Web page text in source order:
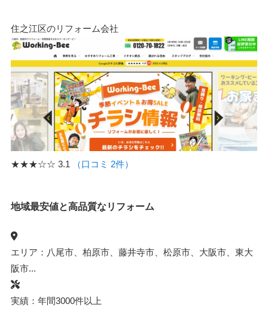
住之江区のリフォーム会社
★★★☆☆ 3.1 （口コミ 2件）
地域最安値と高品質なリフォーム
エリア：八尾市、柏原市、藤井寺市、松原市、大阪市、東大
阪市...
実績：年間3000件以上